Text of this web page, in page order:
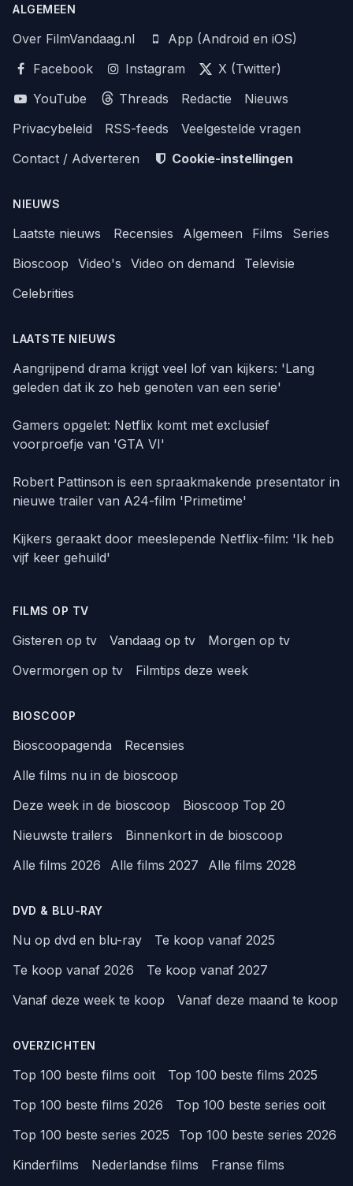
ALGEMEEN
Over FilmVandaag.nl
App (Android en iOS)
Facebook
Instagram
X (Twitter)
YouTube
Threads Redactie
Nieuws
Privacybeleid
RSS-feeds
Veelgestelde vragen
Contact / Adverteren
Cookie-instellingen
NIEUWS
Laatste nieuws Recensies Algemeen Films
Series
Bioscoop
Video's Video on demand
Televisie
Celebrities
LAATSTE NIEUWS
Aangrijpend drama krijgt veel lof van kijkers: 'Lang
geleden dat ik zo heb genoten van een serie'
Gamers opgelet: Netflix komt met exclusief
voorproefje van 'GTA VI'
Robert Pattinson is een spraakmakende presentator in
nieuwe trailer van A24-film 'Primetime'
Kijkers geraakt door meeslepende Netflix-film: 'Ik heb
vijf keer gehuild'
FILMS OP TV
Gisteren op tv Vandaag op tv
Morgen op tv
Overmorgen op tv
Filmtips deze week
BIOSCOOP
Bioscoopagenda
Recensies
Alle films nu in de bioscoop
Deze week in de bioscoop
Bioscoop Top 20
Nieuwste trailers
Binnenkort in de bioscoop
Alle films 2026
Alle films 2027 Alle films 2028
DVD & BLU-RAY
Nu op dvd en blu-ray
Te koop vanaf 2025
Te koop vanaf 2026
Te koop vanaf 2027
Vanaf deze week te koop
Vanaf deze maand te koop
OVERZICHTEN
Top 100 beste films ooit
Top 100 beste films 2025
Top 100 beste films 2026
Top 100 beste series ooit
Top 100 beste series 2025
Top 100 beste series 2026
Kinderfilms
Nederlandse films
Franse films